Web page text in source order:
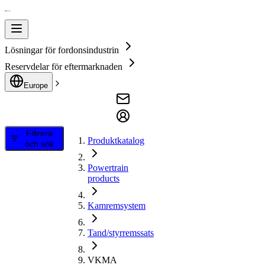
Lösningar för fordonsindustrin
Reservdelar för eftermarknaden
Europe
Filtrera
och sök
Produktkatalog
Powertrain
products
Kamremsystem
Tand/styrremssats
VKMA